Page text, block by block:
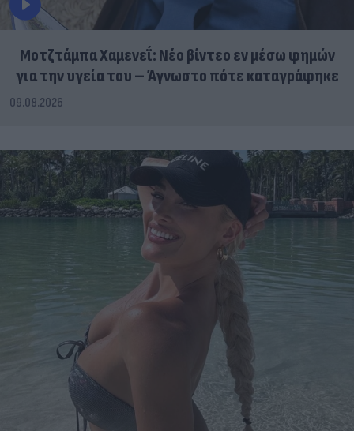
Μοτζτάμπα Χαμενεΐ: Νέο βίντεο εν μέσω φημών
για την υγεία του – Άγνωστο πότε καταγράφηκε
09.08.2026